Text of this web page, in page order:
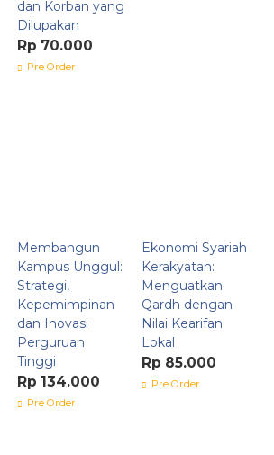
dan Korban yang
Dilupakan
Rp 70.000
Pre Order
Membangun
Kampus Unggul:
Strategi,
Kepemimpinan
dan Inovasi
Perguruan
Tinggi
Rp 134.000
Pre Order
Ekonomi Syariah
Kerakyatan:
Menguatkan
Qardh dengan
Nilai Kearifan
Lokal
Rp 85.000
Pre Order